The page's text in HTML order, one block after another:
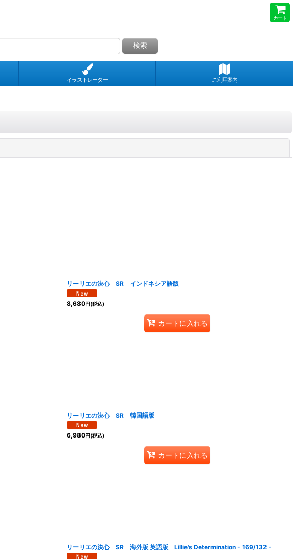
カート
検索
イラストレーター ご利用案内
リーリエの決心 SR インドネシア語版
8,680円(税込)
カートに入れる
リーリエの決心 SR 韓国語版
6,980円(税込)
カートに入れる
リーリエの決心 SR 海外版 英語版 Lillie's Determination - 169/132 -